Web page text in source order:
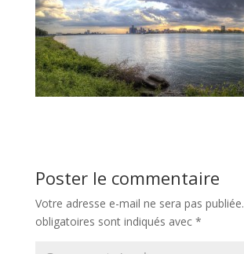
Poster le commentaire
Votre adresse e-mail ne sera pas publiée.
obligatoires sont indiqués avec *